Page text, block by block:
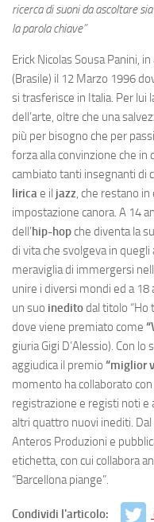
ricerca di suoni da ascoltare
la parola chiave”
Erick Nicolas Sousa Panini,
(Brasile) il 12 Marzo 1996
si trasferisce in Italia. Per lui
dell’arte, oltre che una
più per bisogno che per
forza alla convinzione che
cambiato tanti insegnanti di
liricae il jazz, che restano
impostazione canora. A 14
dell’hip-hopche diventa la
di vita che svolgeva in
meraviglia di immergersi
unire i diversi mondi ed a 18
un suo ineditodal titolo “Ho
dove viene premiato come
giuria Gigi D’Alessio). Con
aggiudica il premio “miglior
momento ha collaborato
registrazione e registi noti e
altri quattro nuovi inediti.
Anteros Produzioni e
etichetta, con cui collabora
“Barcellona piange”.
Condividi l'articolo: